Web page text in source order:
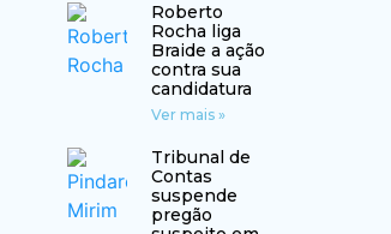
Roberto
Rocha liga
Braide a ação
contra sua
candidatura
Ver mais »
Tribunal de
Contas
suspende
pregão